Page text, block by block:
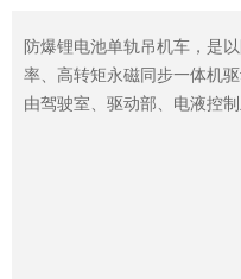
防爆锂电池单轨吊机车，是
率、高转矩永磁同步一体机
由驾驶室、驱动部、电液控